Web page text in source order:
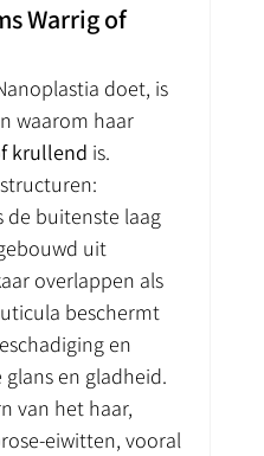
Warrig of
doet, is
waarom haar
krullend is.
de buitenste laag
uit
overlappen als
beschermt
en
en gladheid.
van het haar,
eiwitten, vooral